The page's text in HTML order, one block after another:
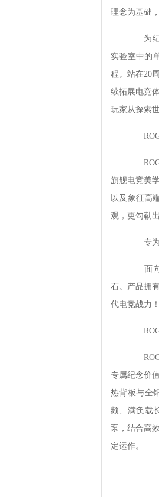
理念为基础
为纪
实验室中的
程。站在20
续拓展电竞
玩家从探索
ROG
ROG
旗舰电竞美
以及象征高
观，更勾勒
专为
面向
石。产品拥
代电竞战力！
ROG
ROG
专属纪念价
热背板与全
频、满负载
泵，结合高
定运作。